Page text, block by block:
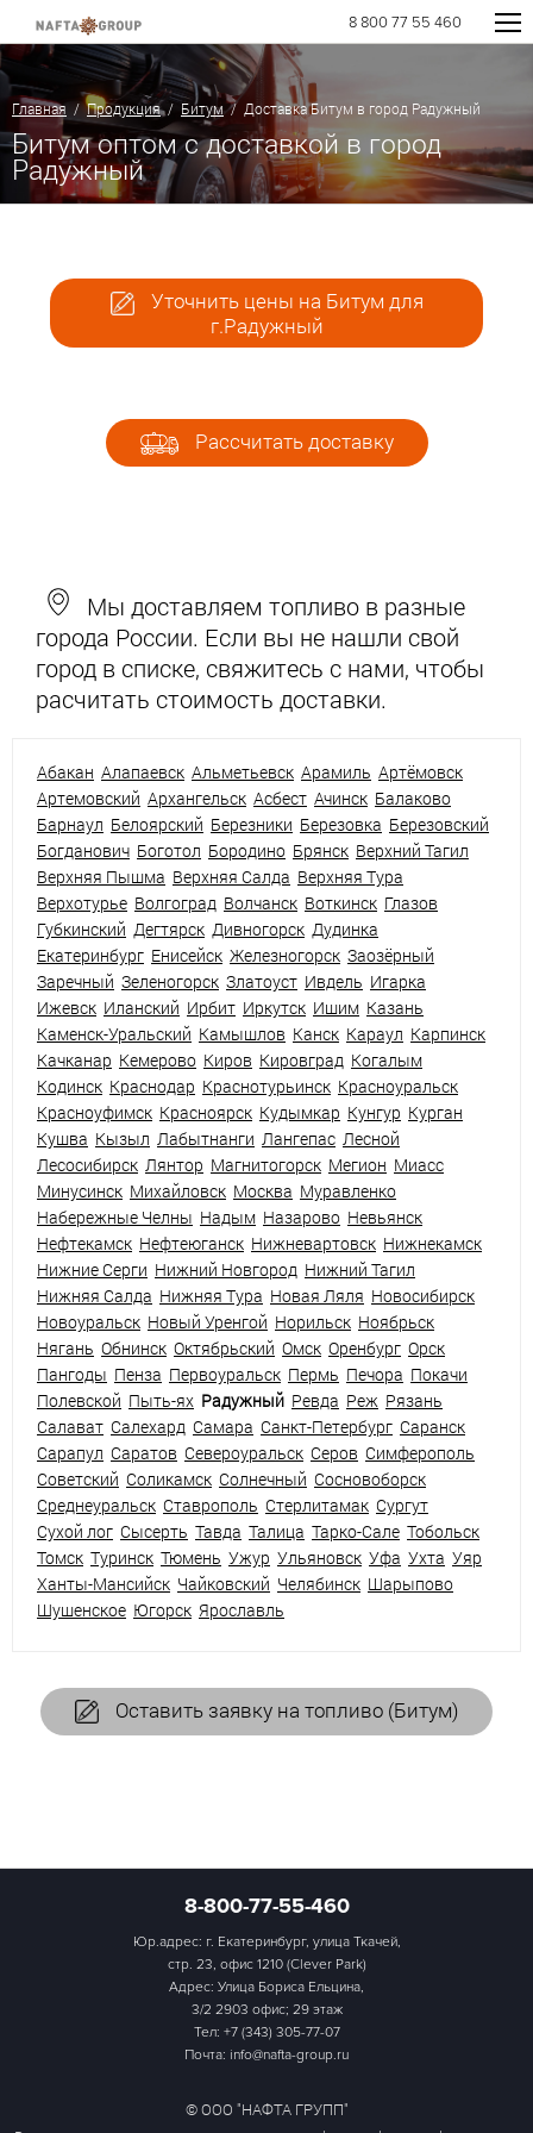
8 800 77 55 460
Главная /Продукция/ Битум/ Доставка Битум в город Радужный
Битум оптом с доставкой в город
Радужный
Уточнить цены на Битум для
г.Радужный
Рассчитать доставку
Мы доставляем топливо в разные
города России. Если вы не нашли свой
город в списке, свяжитесь с нами, чтобы
расчитать стоимость доставки.
Абакан Алапаевск Альметьевск Арамиль Артёмовск
Артемовский Архангельск Асбест Ачинск Балаково
Барнаул Белоярский Березники Березовка Березовский
Богданович Боготол Бородино Брянск Верхний Тагил
Верхняя Пышма Верхняя Салда Верхняя Тура
Верхотурье Волгоград Волчанск Воткинск Глазов
Губкинский Дегтярск Дивногорск Дудинка
Екатеринбург Енисейск Железногорск Заозёрный
Заречный Зеленогорск Златоуст Ивдель Игарка
Ижевск Иланский Ирбит Иркутск Ишим Казань
Каменск-Уральский Камышлов Канск Караул Карпинск
Качканар Кемерово Киров Кировград Когалым
Кодинск Краснодар Краснотурьинск Красноуральск
Красноуфимск Красноярск Кудымкар Кунгур Курган
Кушва Кызыл Лабытнанги Лангепас Лесной
Лесосибирск Лянтор Магнитогорск Мегион Миасс
Минусинск Михайловск Москва Муравленко
Набережные Челны Надым Назарово Невьянск
Нефтекамск Нефтеюганск Нижневартовск Нижнекамск
Нижние Серги Нижний Новгород Нижний Тагил
Нижняя Салда Нижняя Тура Новая Ляля Новосибирск
Новоуральск Новый Уренгой Норильск Ноябрьск
Нягань Обнинск Октябрьский Омск Оренбург Орск
Пангоды Пенза Первоуральск Пермь Печора Покачи
Полевской Пыть-ях Радужный Ревда Реж Рязань
Салават Салехард Самара Санкт-Петербург Саранск
Сарапул Саратов Североуральск Серов Симферополь
Советский Соликамск Солнечный Сосновоборск
Среднеуральск Ставрополь Стерлитамак Сургут
Сухой лог Сысерть Тавда Талица Тарко-Сале Тобольск
Томск Туринск Тюмень Ужур Ульяновск Уфа Ухта Уяр
Ханты-Мансийск Чайковский Челябинск Шарыпово
Шушенское Югорск Ярославль
Оставить заявку на топливо (Битум)
8-800-77-55-460
Юр.адрес: г. Екатеринбург, улица Ткачей,
стр. 23, офис 1210 (Clever Park)
Адрес: Улица Бориса Ельцина,
3/2 2903 офис; 29 этаж
Тел: +7 (343) 305-77-07
Почта: info@nafta-group.ru
© ООО "НАФТА ГРУПП"